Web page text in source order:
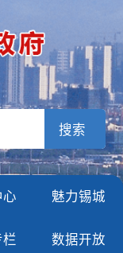
心 魅力锡城
栏 数据开放